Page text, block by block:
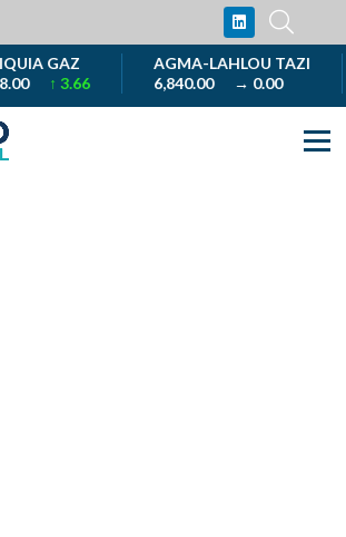
GAZ
↑ 3.66
AGMA-LAHLOU TAZI
6,840.00→ 0.00